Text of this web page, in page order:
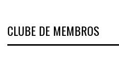
CLUBE DE MEMBROS